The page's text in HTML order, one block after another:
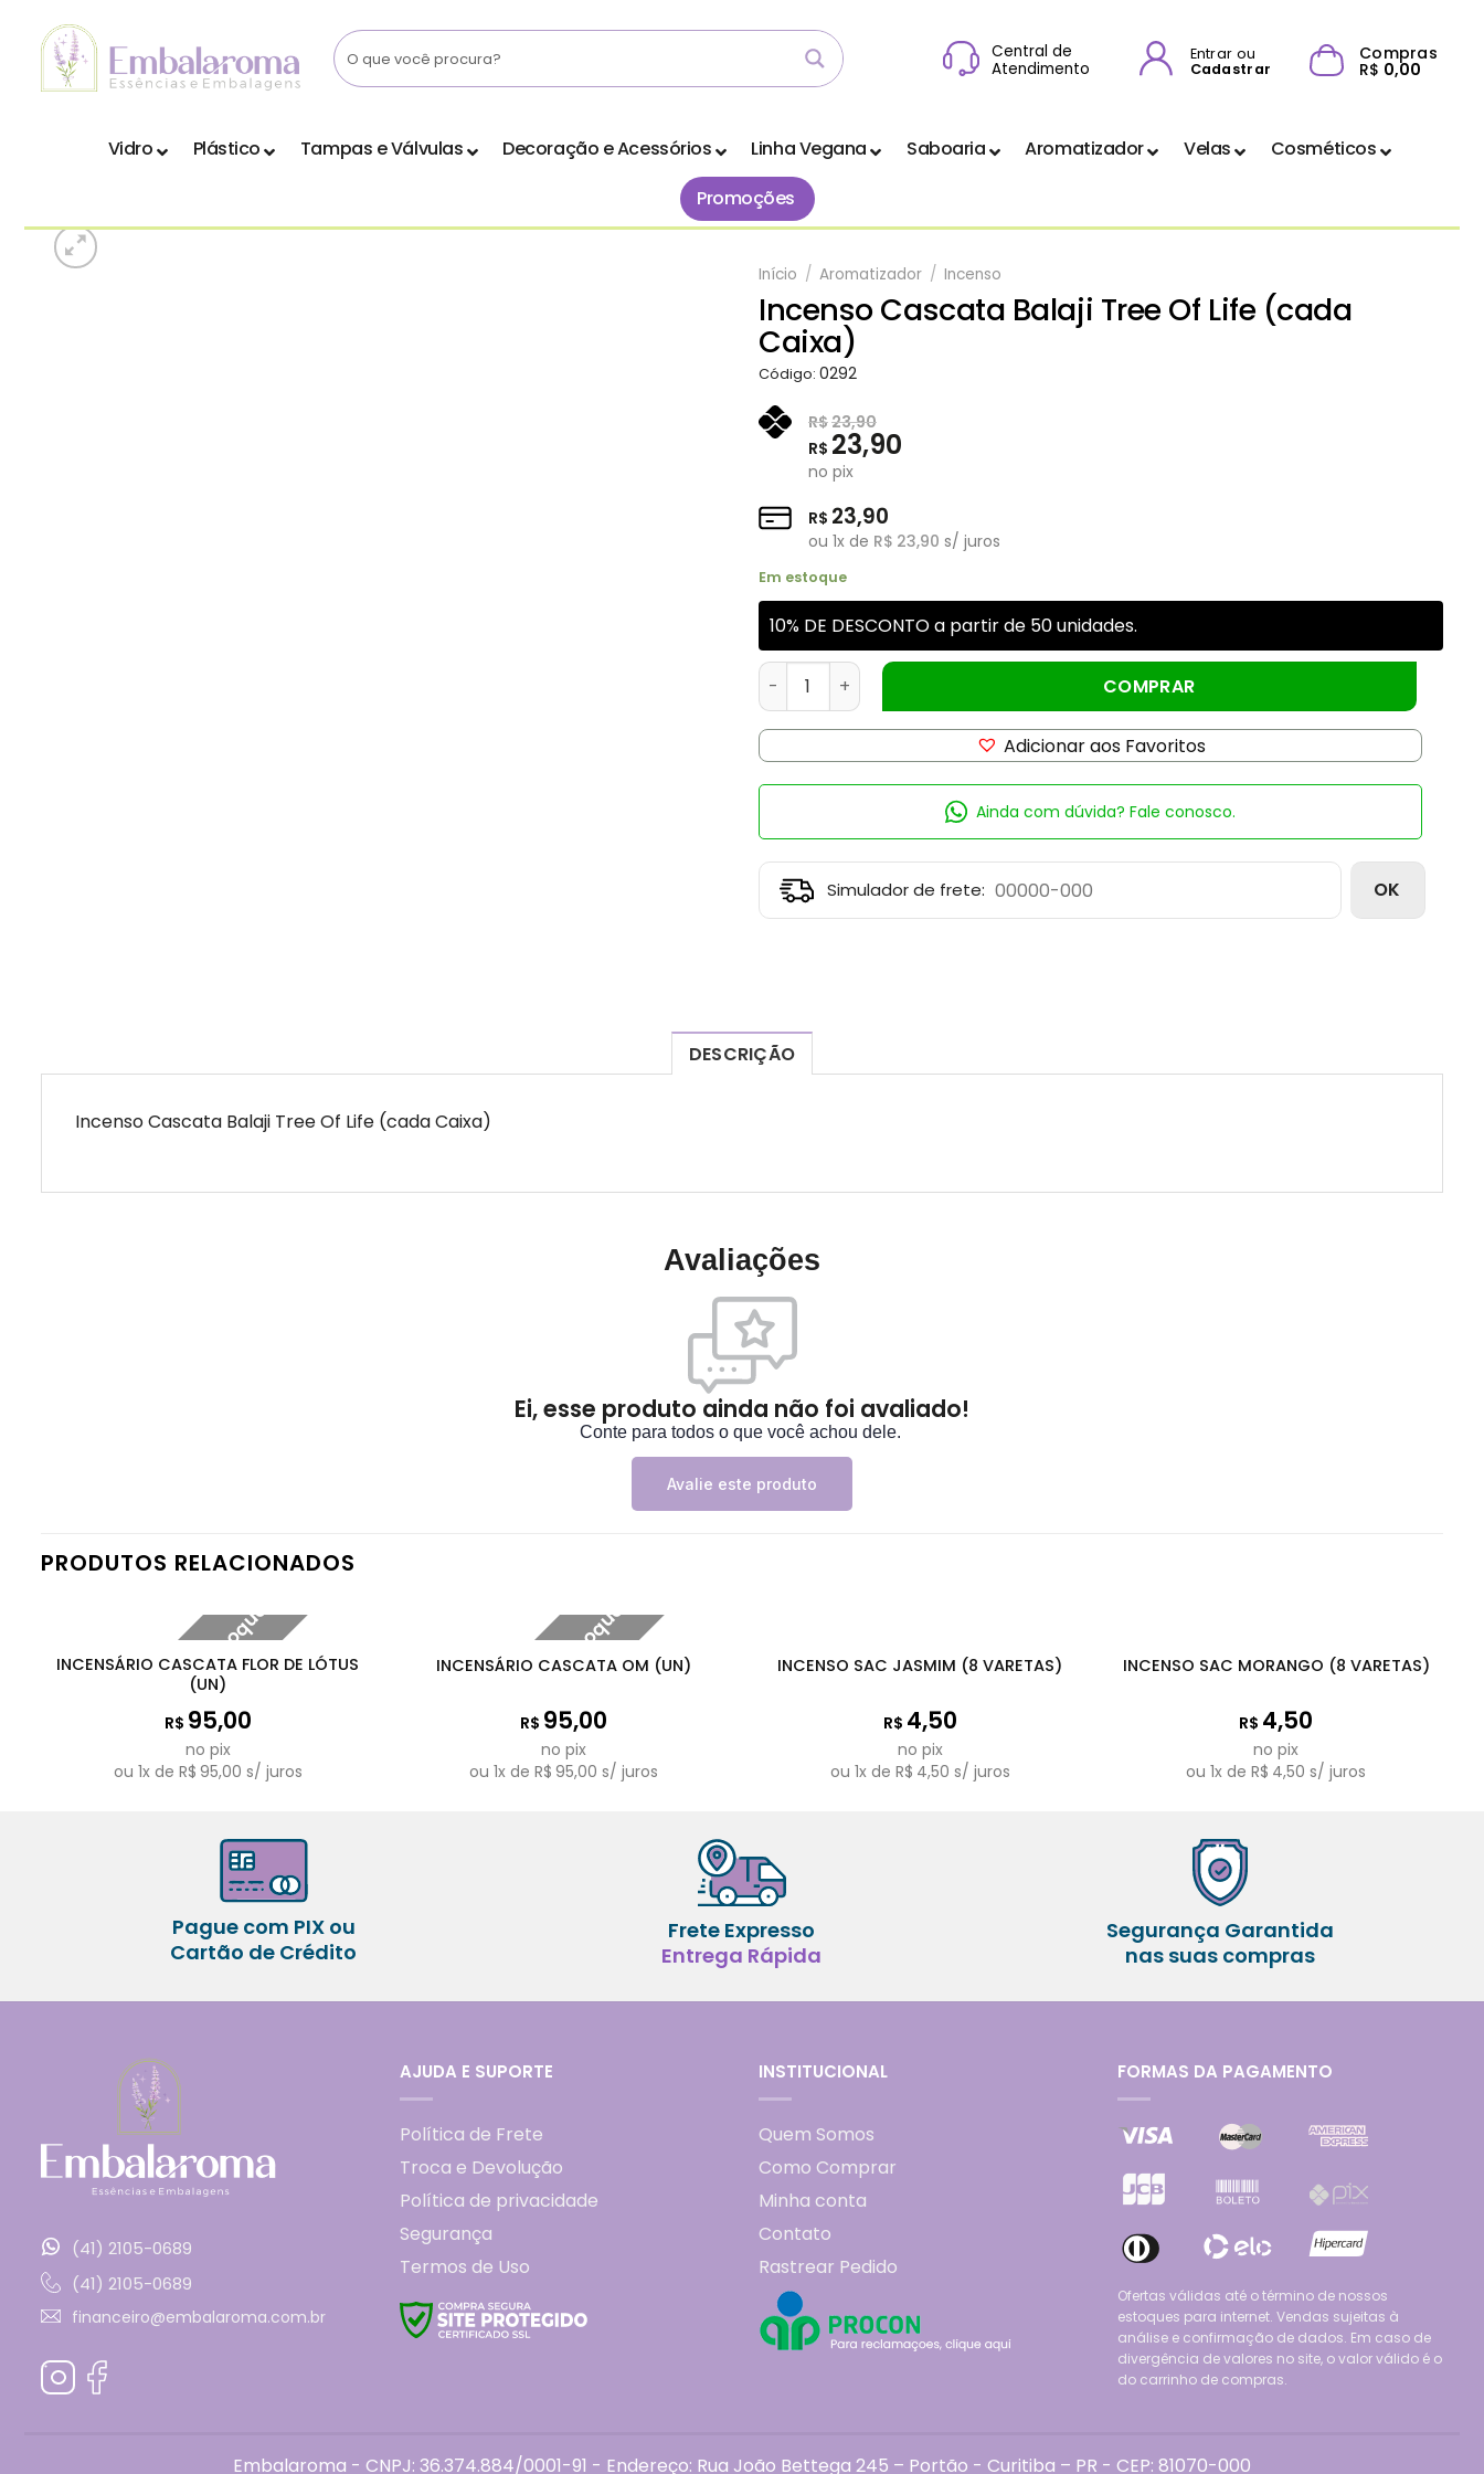
content
Central de
Atendimento
Entrar ou
Cadastrar
Compras
R$ 0,00
Vidro Plástico Tampas e Válvulas Decoração e Acessórios Linha Vegana Saboaria Aromatizador Velas
Cosméticos
Promoções
Início / Aromatizador / Incenso
Incenso Cascata Balaji Tree Of Life (cada
Caixa)
Código: 0292
R$23,90
R$ 23,90
no pix
R$ 23,90
ou 1x de R$ 23,90 s/ juros
Em estoque
10% DE DESCONTO a partir de 50 unidades.
Incenso Cascata Balaji Tree Of Life (cada Caixa) quantidade
COMPRAR
Adicionar aos Favoritos
Ainda com dúvida? Fale conosco.
Simulador de frete: OK
DESCRIÇÃO
Incenso Cascata Balaji Tree Of Life (cada Caixa)
Avaliações
Ei, esse produto ainda não foi avaliado!
Conte para todos o que você achou dele.
Avalie este produto
PRODUTOS RELACIONADOS
Fora de estoque
INCENSÁRIO CASCATA FLOR DE LÓTUS
(UN)
R$ 95,00
no pix
ou 1x de R$ 95,00 s/ juros
Fora de estoque
INCENSÁRIO CASCATA OM (UN)
R$ 95,00
no pix
ou1x deR$ 95,00 s/ juros
INCENSO SAC JASMIM (8 VARETAS)
R$ 4,50
no pix
ou 1x de R$ 4,50 s/ juros
INCENSO SAC MORANGO (8 VARETAS)
R$ 4,50
no pix
ou1x deR$ 4,50 s/ juros
Pague com PIX ou
Cartão de Crédito
Frete Expresso
Entrega Rápida
Segurança Garantida
nas suas compras
(41) 2105-0689
(41) 2105-0689
financeiro@embalaroma.com.br
AJUDA E SUPORTE
Política de Frete
Troca e Devolução
Política de privacidade
Segurança
Termos de Uso
INSTITUCIONAL
Quem Somos
Como Comprar
Minha conta
Contato
Rastrear Pedido
FORMAS DA PAGAMENTO
Ofertas válidas até o término de nossos
estoques para internet. Vendas sujeitas à
análise e confirmação de dados. Em caso de
divergência de valores no site, o valor válido é o
do carrinho de compras.
Embalaroma - CNPJ: 36.374.884/0001-91 - Endereço: Rua João Bettega 245 – Portão - Curitiba – PR - CEP: 81070-000